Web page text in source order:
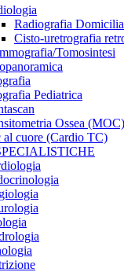
Radiografia
Cisto-uretrografia
Tomosintesi
Pediatrica
Ossea (MOC)
al cuore (Cardio TC)